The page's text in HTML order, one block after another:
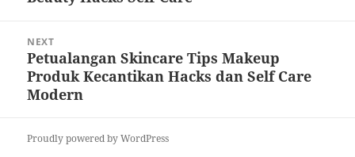
NEXT
Next
post:
Petualangan Skincare Tips Makeup
Produk Kecantikan Hacks dan Self Care
Modern
Proudly powered by WordPress